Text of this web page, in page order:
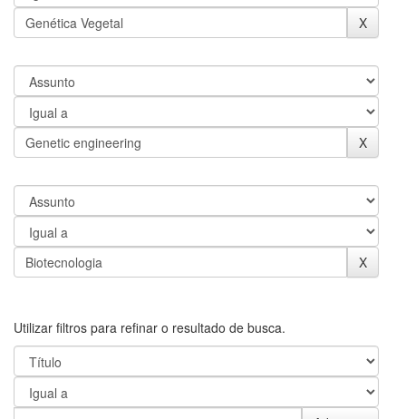
Utilizar filtros para refinar o resultado de busca.